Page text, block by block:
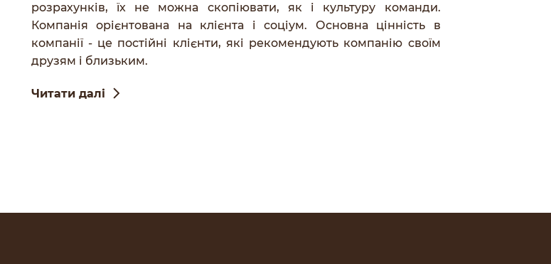
розрахунків, їх не можна скопіювати, як і культуру команди.
Компанія орієнтована на клієнта і соціум. Основна цінність в
компанії - це постійні клієнти, які рекомендують компанію своїм
друзям і близьким.
Читати далі